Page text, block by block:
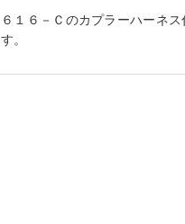
６１６－Ｃのカプラーハーネス
す。